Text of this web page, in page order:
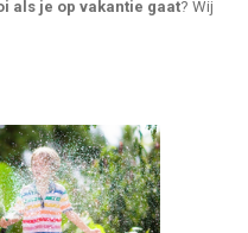
als je op vakantie gaat? Wij